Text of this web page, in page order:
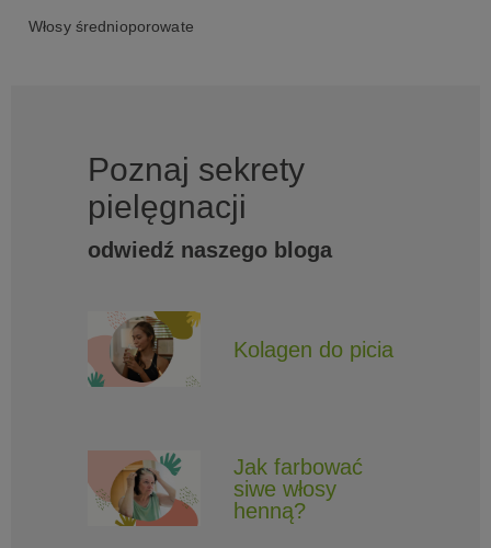
Włosy średnioporowate
Poznaj sekrety
pielęgnacji
odwiedź naszego bloga
Kolagen do picia
Jak farbować
siwe włosy
henną?